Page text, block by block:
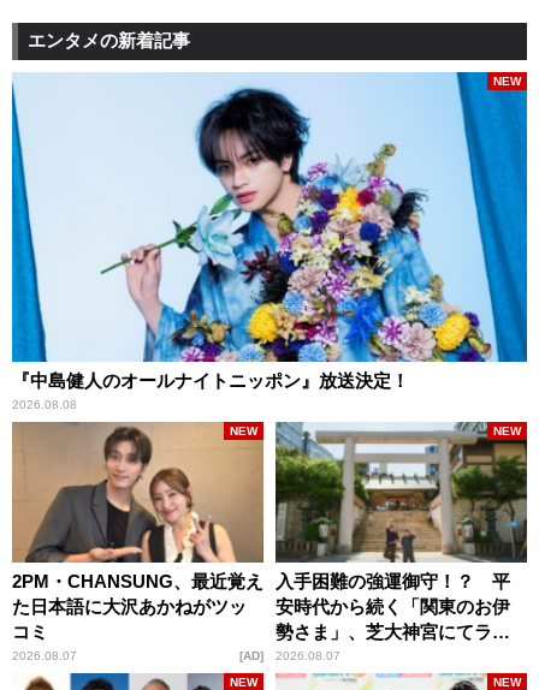
エンタメの新着記事
『中島健人のオールナイトニッポン』放送決定！
2026.08.08
NEW
2PM・CHANSUNG、最近覚え
た日本語に大沢あかねがツッ
コミ
2026.08.07
NEW
AD
入手困難の強運御守！？ 平
安時代から続く「関東のお伊
勢さま」、芝大神宮にてラン
パンプスが合格祈願！
2026.08.07
NEW
NEW NEW